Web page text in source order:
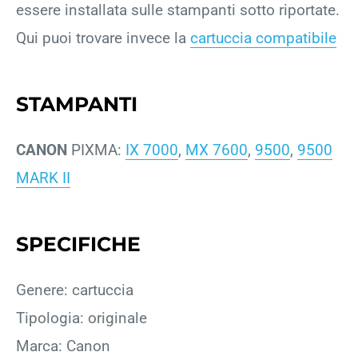
essere installata sulle stampanti sotto riportate.
Qui puoi trovare invece la cartuccia compatibile
STAMPANTI
CANON PIXMA: IX 7000, MX 7600, 9500, 9500
MARK II
SPECIFICHE
Genere: cartuccia
Tipologia: originale
Marca: Canon